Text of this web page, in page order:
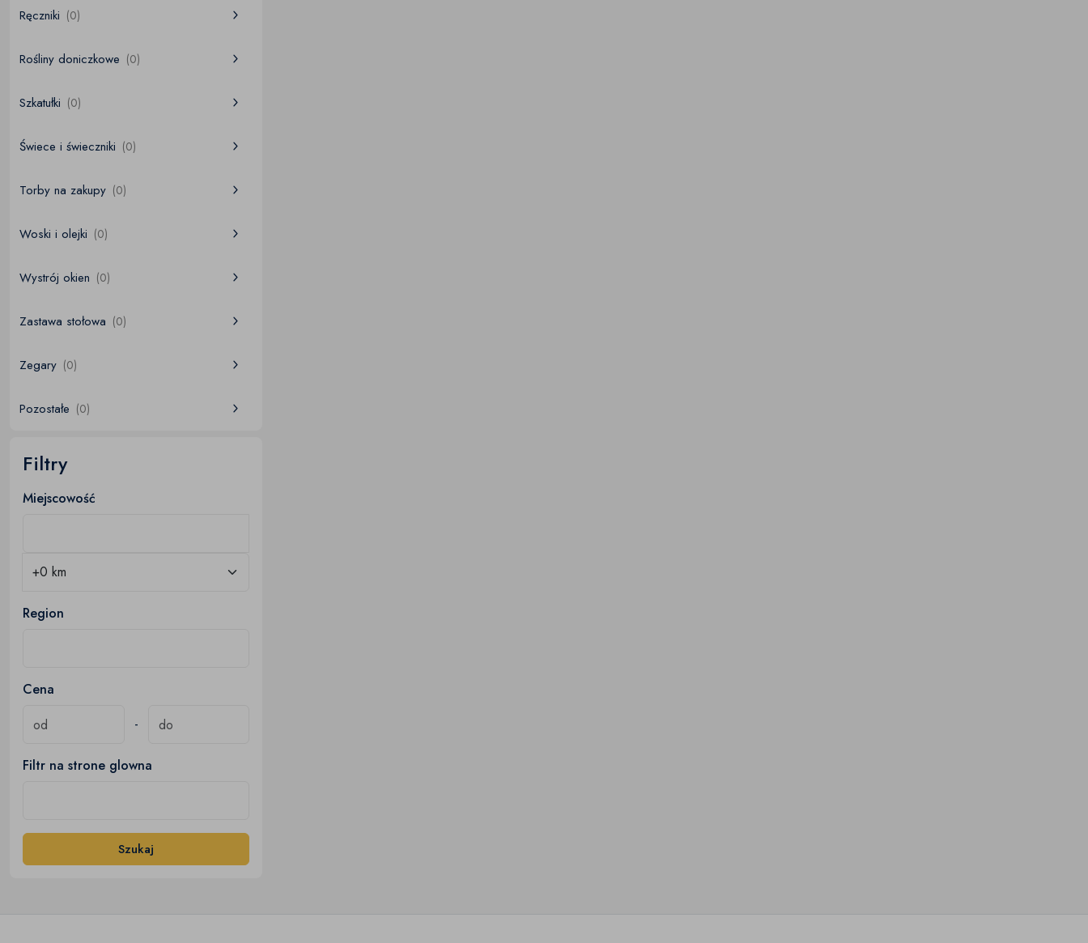
Ręczniki (0)
Rośliny doniczkowe (0)
Szkatułki (0)
Świece i świeczniki (0)
Torby na zakupy (0)
Woski i olejki (0)
Wystrój okien (0)
Zastawa stołowa (0)
Zegary (0)
Pozostałe (0)
Filtry
Miejscowość
Region
Cena
-
Filtr na strone glowna
Szukaj